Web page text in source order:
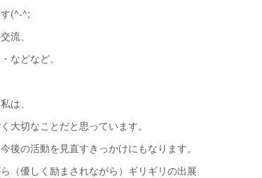
(^-^;
流、
などなど。
は、
大切なことだと思っています。
後の活動を見直すきっかけにもなります。
（優しく励まされながら）ギリギリの出展